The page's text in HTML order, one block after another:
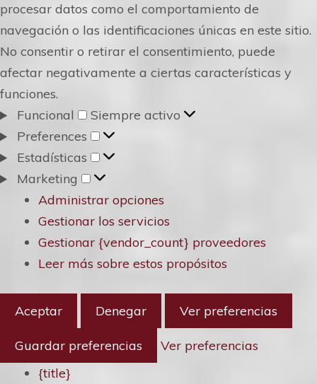
procesar datos como el comportamiento de
navegación o las identificaciones únicas en este sitio.
No consentir o retirar el consentimiento, puede
afectar negativamente a ciertas características y
funciones.
Funcional
Funcional
Siempre activo
Preferences
Preferences
Estadísticas
Estadísticas
Marketing
Marketing
Administrar opciones
Gestionar los servicios
Gestionar {vendor_count} proveedores
Leer más sobre estos propósitos
Aceptar Denegar Ver preferencias
Guardar preferencias
Ver preferencias
{title}